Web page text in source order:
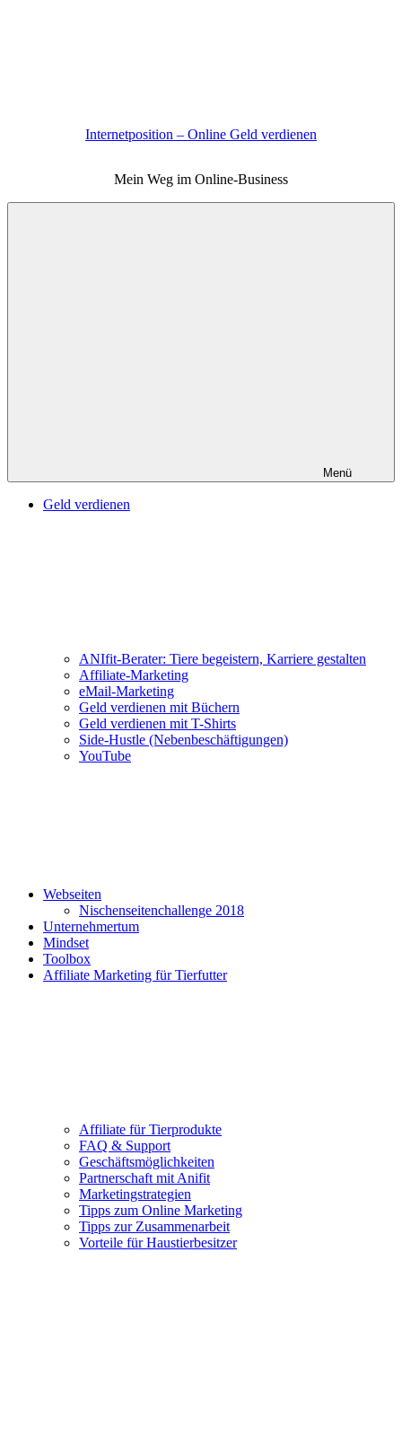
Internetposition – Online Geld verdienen
Mein Weg im Online-Business
Menü
Geld verdienen
ANIfit-Berater: Tiere begeistern, Karriere gestalten
Affiliate-Marketing
eMail-Marketing
Geld verdienen mit Büchern
Geld verdienen mit T-Shirts
Side-Hustle (Nebenbeschäftigungen)
YouTube
Webseiten
Nischenseitenchallenge 2018
Unternehmertum
Mindset
Toolbox
Affiliate Marketing für Tierfutter
Affiliate für Tierprodukte
FAQ & Support
Geschäftsmöglichkeiten
Partnerschaft mit Anifit
Marketingstrategien
Tipps zum Online Marketing
Tipps zur Zusammenarbeit
Vorteile für Haustierbesitzer